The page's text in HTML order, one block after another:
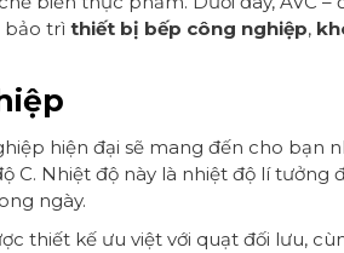
bảo trì thiết bị bếp công nghiệp,
hiện đại sẽ mang đến cho bạn
C. Nhiệt độ này là nhiệt độ lí
ngày.
thiết kế ưu việt với quạt đối lưu,